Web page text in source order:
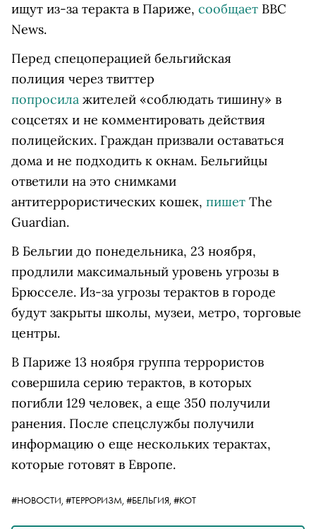
ищут из-за теракта в Париже, сообщает BBC
News.
Перед спецоперацией бельгийская
полиция через твиттер
попросила жителей «соблюдать тишину» в
соцсетях и не комментировать действия
полицейских. Граждан призвали оставаться
дома и не подходить к окнам. Бельгийцы
ответили на это снимками
антитеррористических кошек, пишет The
Guardian.
В Бельгии до понедельника, 23 ноября,
продлили максимальный уровень угрозы в
Брюсселе. Из-за угрозы терактов в городе
будут закрыты школы, музеи, метро, торговые
центры.
В Париже 13 ноября группа террористов
совершила серию терактов, в которых
погибли 129 человек, а еще 350 получили
ранения. После спецслужбы получили
информацию о еще нескольких терактах,
которые готовят в Европе.
#НОВОСТИ, #ТЕРРОРИЗМ, #БЕЛЬГИЯ, #КОТ